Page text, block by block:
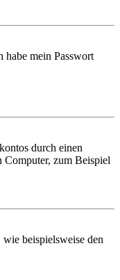
habe mein Passwort
durch einen
Computer, zum Beispiel
beispielsweise den